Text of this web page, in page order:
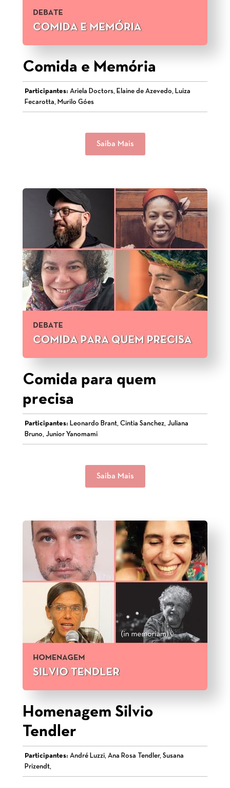
Comida e Memória
Participantes: Ariela Doctors, Elaine de Azevedo, Luiza
Fecarotta, Murilo Góes
Saiba Mais
Comida para quem
precisa
Participantes: Leonardo Brant, Cintia Sanchez, Juliana
Bruno, Junior Yanomami
Saiba Mais
Homenagem Silvio
Tendler
Participantes: André Luzzi, Ana Rosa Tendler, Susana
Prizendt,